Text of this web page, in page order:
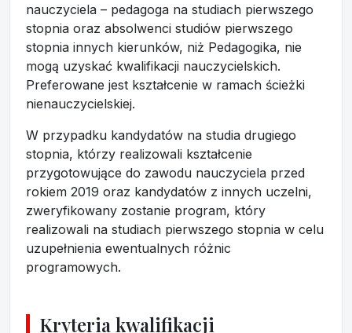
nauczyciela – pedagoga na studiach pierwszego
stopnia oraz absolwenci studiów pierwszego
stopnia innych kierunków, niż Pedagogika, nie
mogą uzyskać kwalifikacji nauczycielskich.
Preferowane jest kształcenie w ramach ścieżki
nienauczycielskiej.
W przypadku kandydatów na studia drugiego
stopnia, którzy realizowali kształcenie
przygotowujące do zawodu nauczyciela przed
rokiem 2019 oraz kandydatów z innych uczelni,
zweryfikowany zostanie program, który
realizowali na studiach pierwszego stopnia w celu
uzupełnienia ewentualnych różnic
programowych.
Kryteria kwalifikacji